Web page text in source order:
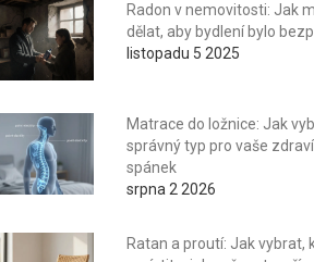
Radon v nemovitosti: Jak
dělat, aby bydlení bylo
listopadu 5 2025
Matrace do ložnice: Jak
správný typ pro vaše
spánek
srpna 2 2026
Ratan a proutí: Jak vybrat,